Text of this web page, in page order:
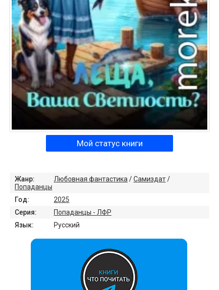
Мой статус книги
Жанр: Любовная фантастика /Самиздат/
Попаданцы
Год:
2025
Серия:
Попаданцы - ЛФР
Язык:
Русский